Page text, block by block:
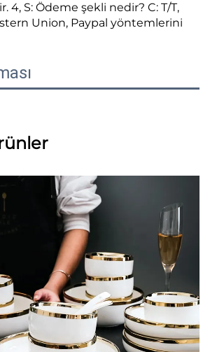
4, S: Ödeme şekli nedir? C: T/T,
Union, Paypal yöntemlerini